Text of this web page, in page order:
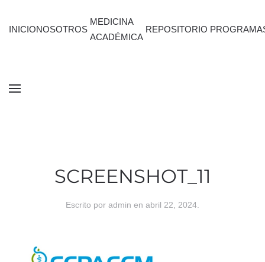
INICIONOSOTROS
MEDICINA
ACADÉMICA
REPOSITORIO
SCREENSHOT_11
Escrito por admin en abril 22, 2024